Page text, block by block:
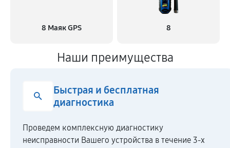
8 Маяк GPS 8
Наши преимущества
Быстрая и бесплатная
диагностика
Проведем комплексную диагностику
неисправности Вашего устройства в течение 3-х